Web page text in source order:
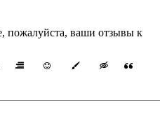
пожалуйста, ваши отзывы к